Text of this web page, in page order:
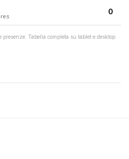
0
Tabella completa su tablet e desktop.